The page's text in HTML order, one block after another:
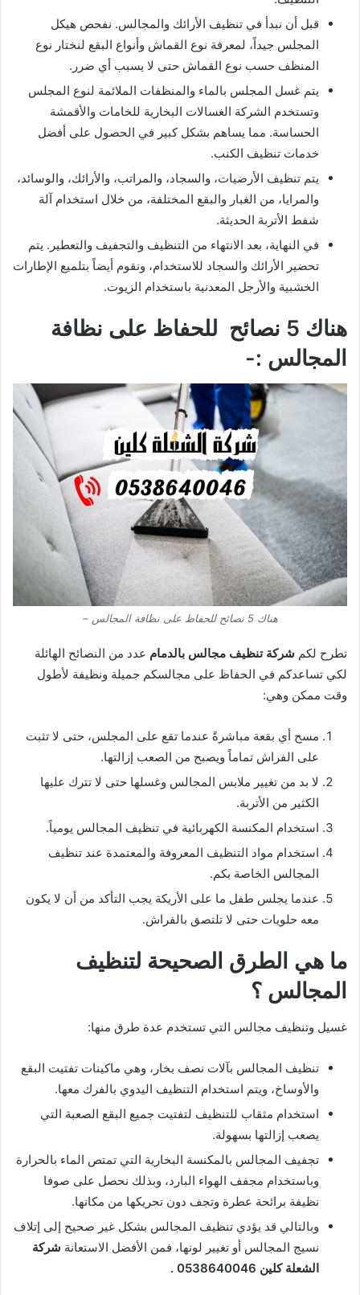
قبل أن نبدأ في تنظيف الأرائك والمجالس. نفحص هيكل
المجلس جيداً، لمعرفة نوع القماش وأنواع البقع لنختار نوع
المنظف حسب نوع القماش حتى لا يسبب أي ضرر.
يتم غسل المجلس بالماء والمنظفات الملائمة لنوع المجلس
وتستخدم الشركة الغسالات البخارية للخامات والأقمشة
الحساسة. مما يساهم بشكل كبير في الحصول على أفضل
خدمات تنظيف الكنب.
يتم تنظيف الأرضيات، والسجاد، والمراتب، والأرائك، والوسائد،
والمرايا، من الغبار والبقع المختلفة، من خلال استخدام آلة
شفط الأتربة الحديثة.
في النهاية، بعد الانتهاء من التنظيف والتجفيف والتعطير. يتم
تحضير الأرائك والسجاد للاستخدام، ونقوم أيضاً بتلميع الإطارات
الخشبية والأرجل المعدنية باستخدام الزيوت.
هناك 5 نصائح للحفاظ على نظافة
المجالس :-
هناك 5 نصائح للحفاظ على نظافة المجالس –
تطرح لكم شركة تنظيف مجالس بالدمام عدد من النصائح الهائلة
لكي تساعدكم في الحفاظ على مجالسكم جميلة ونظيفة لأطول
وقت ممكن وهي:
مسح أي بقعة مباشرةً عندما تقع على المجلس، حتى لا تثبت
على الفراش تماماً ويصبح من الصعب إزالتها.
لا بد من تغيير ملابس المجالس وغسلها حتى لا تترك عليها
الكثير من الأتربة.
استخدام المكنسة الكهربائية في تنظيف المجالس يومياً.
استخدام مواد التنظيف المعروفة والمعتمدة عند تنظيف
المجالس الخاصة بكم.
عندما يجلس طفل ما على الأريكة يجب التأكد من أن لا يكون
معه حلويات حتى لا تلتصق بالفراش.
ما هي الطرق الصحيحة لتنظيف
المجالس ؟
غسيل وتنظيف مجالس التي تستخدم عدة طرق منها:
تنظيف المجالس بآلات نصف بخار، وهي ماكينات تفتيت البقع
والأوساخ، ويتم استخدام التنظيف اليدوي بالفرك معها.
استخدام مثقاب للتنظيف لتفتيت جميع البقع الصعبة التي
يصعب إزالتها بسهولة.
تجفيف المجالس بالمكنسة البخارية التي تمتص الماء بالحرارة
وباستخدام مجفف الهواء البارد، وبذلك نحصل على صوفا
نظيفة برائحة عطرة وتجف دون تحريكها من مكانها.
وبالتالي قد يؤدي تنظيف المجالس بشكل غير صحيح إلى إتلاف
نسيج المجالس أو تغيير لونها، فمن الأفضل الاستعانة شركة
الشعلة كلين 0538640046 .